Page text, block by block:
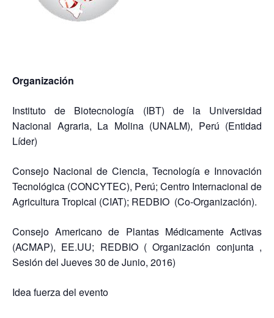
Organización
Instituto de Biotecnología (IBT) de la Universidad
Nacional Agraria, La Molina (UNALM), Perú (Entidad
Líder)
Consejo Nacional de Ciencia, Tecnología e Innovación
Tecnológica (CONCYTEC), Perú; Centro Internacional de
Agricultura Tropical (CIAT); REDBIO (Co-Organización).
Consejo Americano de Plantas Médicamente Activas
(ACMAP), EE.UU; REDBIO ( Organización conjunta ,
Sesión del Jueves 30 de Junio, 2016)
Idea fuerza del evento